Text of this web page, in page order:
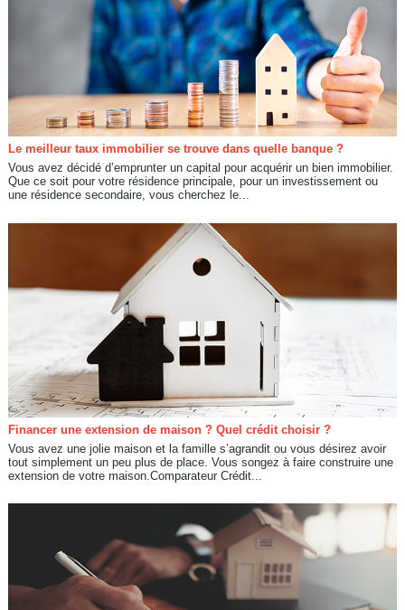
Le meilleur taux immobilier se trouve dans quelle banque ?
Vous avez décidé d’emprunter un capital pour acquérir un bien immobilier.
Que ce soit pour votre résidence principale, pour un investissement ou
une résidence secondaire, vous cherchez le...
Financer une extension de maison ? Quel crédit choisir ?
Vous avez une jolie maison et la famille s’agrandit ou vous désirez avoir
tout simplement un peu plus de place. Vous songez à faire construire une
extension de votre maison.Comparateur Crédit...